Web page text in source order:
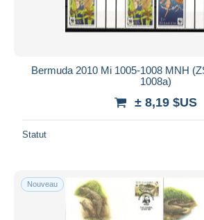
Bermuda 2010 Mi 1005-1008 MNH
1008a)
± 8,19 $US
Statut
Nouveau